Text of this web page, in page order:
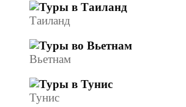
Таиланд
Вьетнам
Тунис